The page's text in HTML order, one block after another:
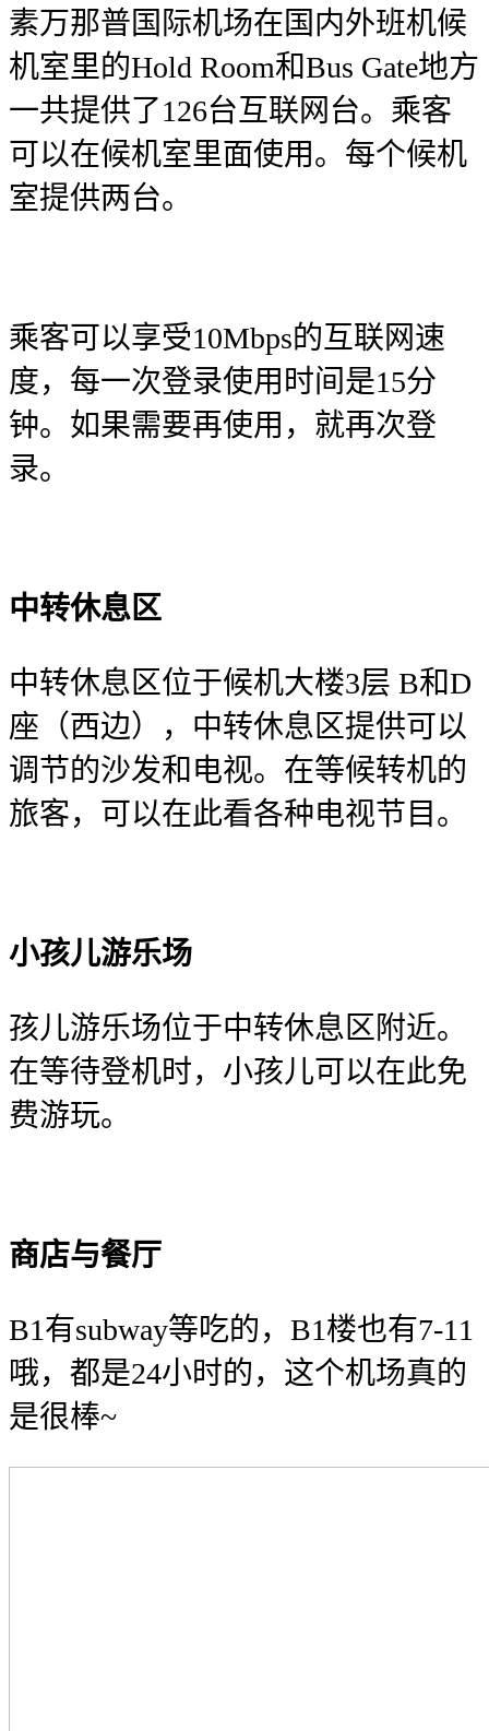
素万那普国际机场在国内外班机候
机室里的Hold Room和Bus Gate地方
一共提供了126台互联网台。乘客
可以在候机室里面使用。每个候机
室提供两台。
乘客可以享受10Mbps的互联网速
度，每一次登录使用时间是15分
钟。如果需要再使用，就再次登
录。
中转休息区
中转休息区位于候机大楼3层 B和D
座（西边），中转休息区提供可以
调节的沙发和电视。在等候转机的
旅客，可以在此看各种电视节目。
小孩儿游乐场
孩儿游乐场位于中转休息区附近。
在等待登机时，小孩儿可以在此免
费游玩。
商店与餐厅
B1有subway等吃的，B1楼也有7-11
哦，都是24小时的，这个机场真的
是很棒~